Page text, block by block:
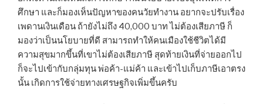
ศึกษา และก็มองเห็นปัญหาของคนวัยทำงาน อยากจะปรับเรื่อง
เพดานเงินเดือน ถ้ายังไม่ถึง 40,000 บาท ไม่ต้องเสียภาษี ก็
มองว่าเป็นนโยบายที่ดี สามารถทำให้คนเมืองใช้ชีวิตได้มี
ความสุขมากขึ้นที่เขาไม่ต้องเสียภาษี สุดท้ายเงินที่จ่ายออกไป
ก็จะไปเข้ากับกลุ่มทุน พ่อค้า-แม่ค้า และเข้าไปเก็บภาษีเอาตรง
นั้น เกิดการใช้จ่ายทางเศรษฐกิจเพิ่มขึ้นครับ